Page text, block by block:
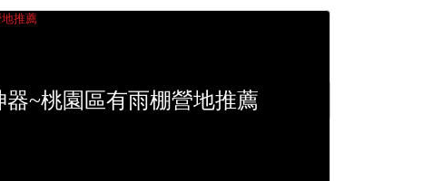
器~桃園區有雨棚營地推薦